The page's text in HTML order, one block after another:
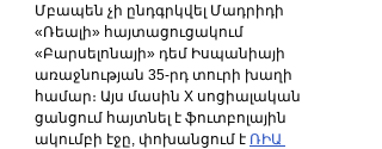
Մբապեն չի ընդգրկվել Մադրիդի
«Ռեալի» հայտացուցակում
«Բարսելոնայի» դեմ Իսպանիայի
առաջնության 35-րդ տուրի խաղի
համար։ Այս մասին X սոցիալական
ցանցում հայտնել է ֆուտբոլային
ակումբի էջը, փոխանցում է ՌԻԱ